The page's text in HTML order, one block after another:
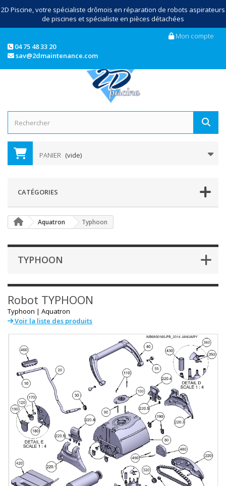
2D Piscine, votre spécialiste drômois en réparation de robots aspirateurs
de piscines et spécialiste en pièces détachées
Mon compte
04 75 48 33 20
sav@2dmaintenance.com
PANIER (vide)
CATÉGORIES
Aquatron Typhoon
TYPHOON
Robot TYPHOON
Typhoon | Aquatron
Voir la liste des produits